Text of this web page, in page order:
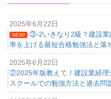
2025年6月22日
NEW!
③-2いきなり2級？建設業
率を上げる最短合格勉強法と落
2025年6月22日
②2025年版教えて！建設業経理
スクールでの勉強方法と過去問